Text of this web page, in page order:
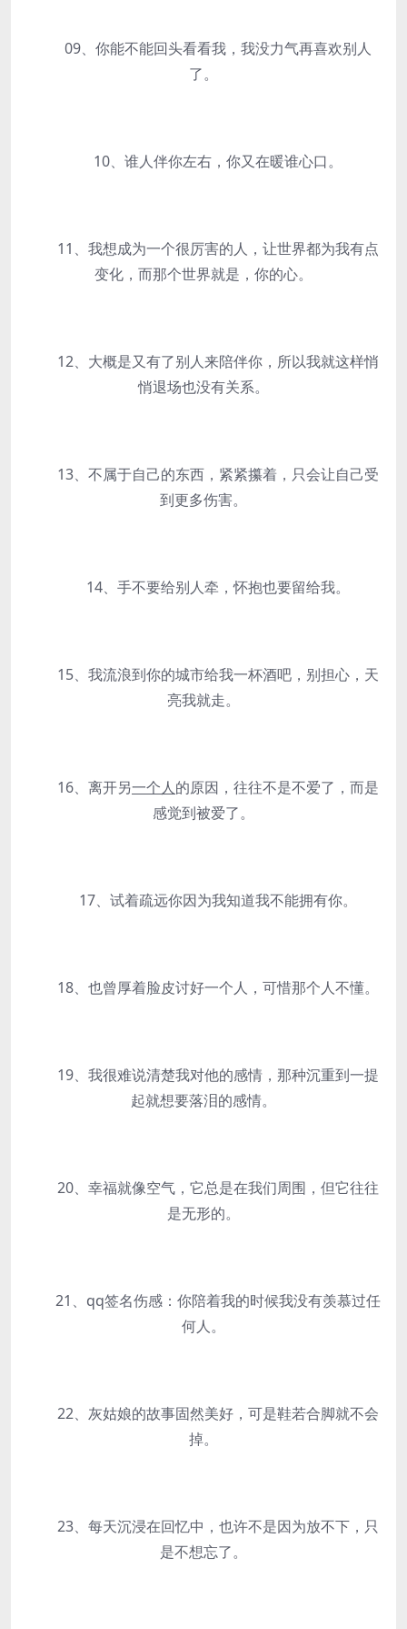
09、你能不能回头看看我，我没力气再喜欢别人
了。
10、谁人伴你左右，你又在暖谁心口。
11、我想成为一个很厉害的人，让世界都为我有点
变化，而那个世界就是，你的心。
12、大概是又有了别人来陪伴你，所以我就这样悄
悄退场也没有关系。
13、不属于自己的东西，紧紧攥着，只会让自己受
到更多伤害。
14、手不要给别人牵，怀抱也要留给我。
15、我流浪到你的城市给我一杯酒吧，别担心，天
亮我就走。
16、离开另一个人的原因，往往不是不爱了，而是
感觉到被爱了。
17、试着疏远你因为我知道我不能拥有你。
18、也曾厚着脸皮讨好一个人，可惜那个人不懂。
19、我很难说清楚我对他的感情，那种沉重到一提
起就想要落泪的感情。
20、幸福就像空气，它总是在我们周围，但它往往
是无形的。
21、qq签名伤感：你陪着我的时候我没有羡慕过任
何人。
22、灰姑娘的故事固然美好，可是鞋若合脚就不会
掉。
23、每天沉浸在回忆中，也许不是因为放不下，只
是不想忘了。